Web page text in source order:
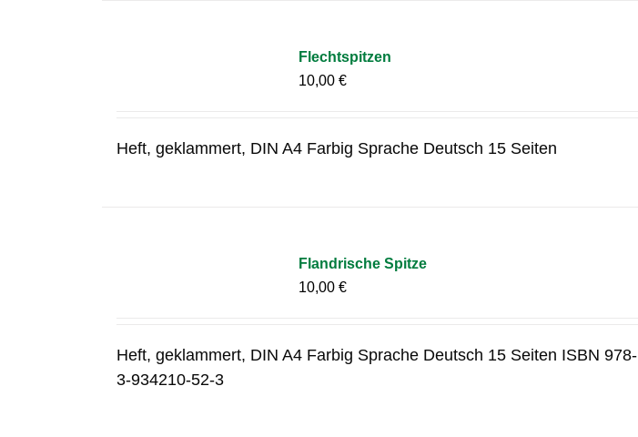
Flechtspitzen
10,00€
Heft, geklammert, DIN A4 Farbig Sprache Deutsch 15 Seiten
Flandrische Spitze
10,00€
Heft, geklammert, DIN A4 Farbig Sprache Deutsch 15 Seiten ISBN 978-
3-934210-52-3